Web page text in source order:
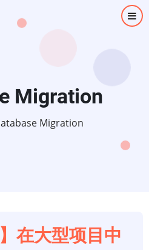
Migration
Migration
在大型项目中